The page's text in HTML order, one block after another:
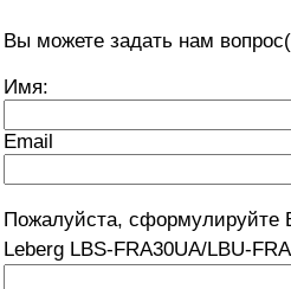
Вы можете задать нам
Имя:
Email
Пожалуйста, сформулируйте
Leberg LBS-FRA30UA/LBU-